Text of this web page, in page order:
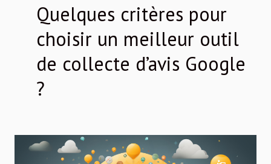
Quelques critères pour
choisir un meilleur outil
de collecte d’avis Google
?